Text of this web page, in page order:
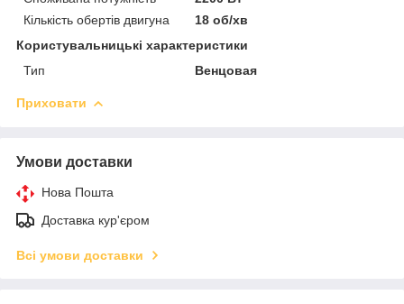
Кількість обертів двигуна
18 об/хв
Користувальницькі характеристики
Тип
Венцовая
Приховати
Умови доставки
Нова Пошта
Доставка кур'єром
Всі умови доставки